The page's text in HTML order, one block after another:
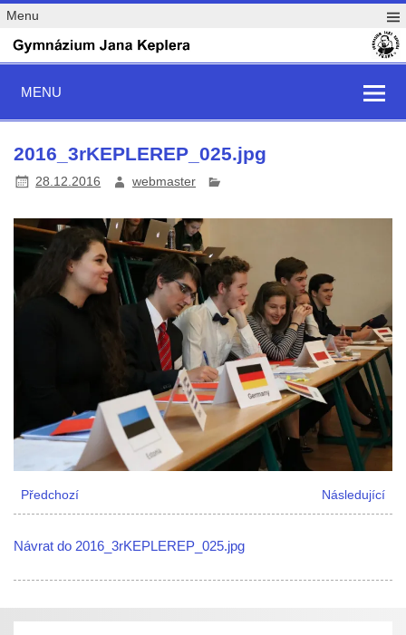
Menu
MENU
2016_3rKEPLEREP_025.jpg
28.12.2016 webmaster
Předchozí Následující
Návrat do 2016_3rKEPLEREP_025.jpg